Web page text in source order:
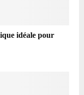
idéale pour